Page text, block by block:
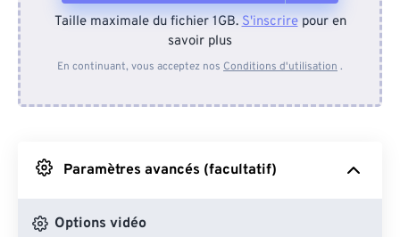
Depuis l'appareil
Depuis Google Drive
Depuis OneDrive
Taille maximale du fichier 1GB.S'inscrirepour en
savoir plus
En continuant, vous acceptez nos Conditions d'utilisation .
Paramètres avancés (facultatif)
Options vidéo